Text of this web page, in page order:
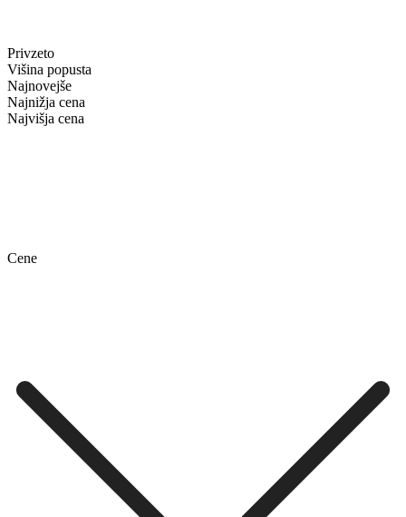
Privzeto
Višina popusta
Najnovejše
Najnižja cena
Najvišja cena
Cene